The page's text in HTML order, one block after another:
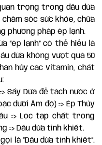
trọng trong dầu dừa
sóc sức khỏe, chữa
phương pháp ép lạnh.
“ép lạnh” có thể hiểu là
dừa không vượt quá 50
hủy các Vitamin, chất
Sấy Dừa để tách nước ở
dưới Âm độ) => Ép Thủy
=> Lọc tạp chất trong
=> Dầu dừa tinh khiết.
là “Dầu dừa tinh khiết”.